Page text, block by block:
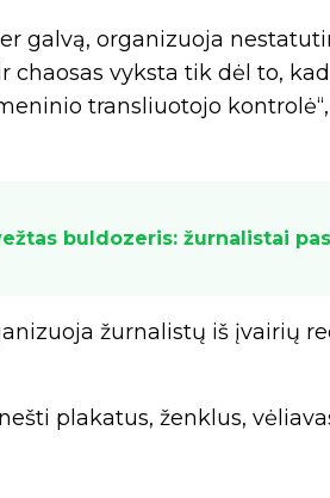
galvą, organizuoja
chaosas vyksta tik dėl to,
transliuotojo
buldozeris: žurnalistai
žurnalistų iš įvairių
plakatus, ženklus,